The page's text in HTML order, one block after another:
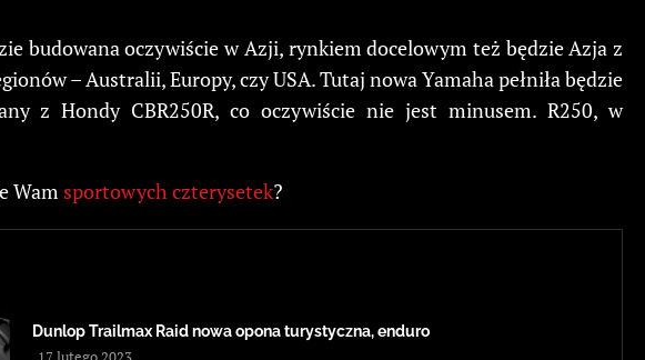
budowana oczywiście w Azji, rynkiem docelowym też będzie Azja z
– Australii, Europy, czy USA. Tutaj nowa Yamaha pełniła będzie
z Hondy CBR250R, co oczywiście nie jest minusem. R250, w
Wam sportowych czterysetek?
Dunlop Trailmax Raid nowa opona turystyczna, enduro